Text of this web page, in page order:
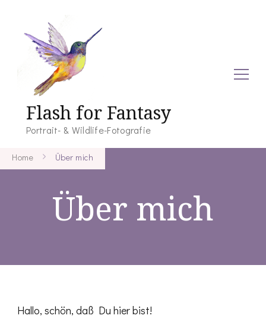
Flash for Fantasy
Portrait- & Wildlife-Fotografie
Home Über mich
Über mich
Hallo, schön, daß Du hier bist!